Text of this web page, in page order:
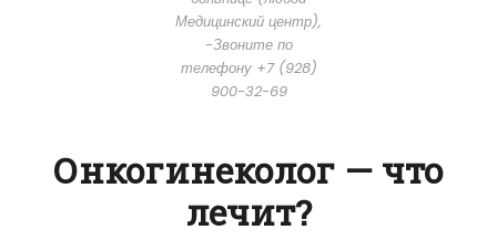
Медицинский центр),
-Звоните по
телефону +7 (928)
900-32-69
Онкогинеколог — что
лечит?